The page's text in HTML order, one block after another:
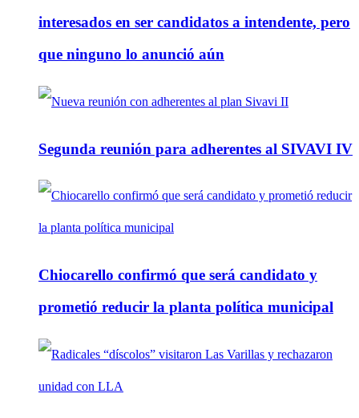
interesados en ser candidatos a intendente, pero
que ninguno lo anunció aún
Segunda reunión para adherentes al SIVAVI IV
Chiocarello confirmó que será candidato y
prometió reducir la planta política municipal